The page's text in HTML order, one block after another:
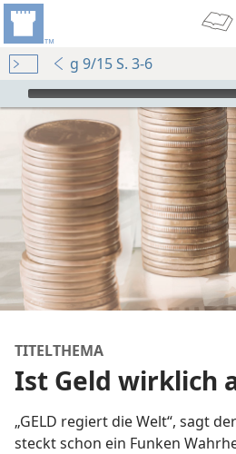
g 9/15 S. 3-6
Audio Player
TITELTHEMA
Ist Geld wirklich
„GELD regiert die Welt“, sagt
steckt schon ein Funken